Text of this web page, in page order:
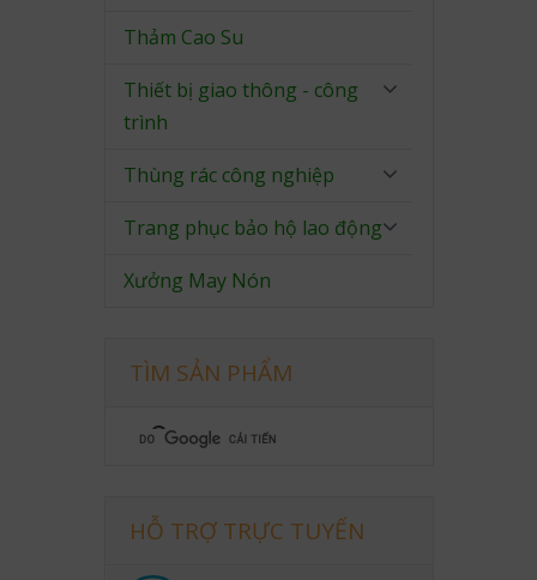
Thảm Cao Su
Thiết bị giao thông - công
trình
Thùng rác công nghiệp
Trang phục bảo hộ lao động
Xưởng May Nón
TÌM SẢN PHẨM
HỖ TRỢ TRỰC TUYẾN